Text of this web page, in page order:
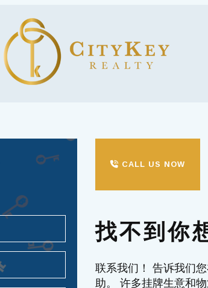
CALL US NOW
找不到你
联系我们！ 告诉我们
助。 许多挂牌生意和